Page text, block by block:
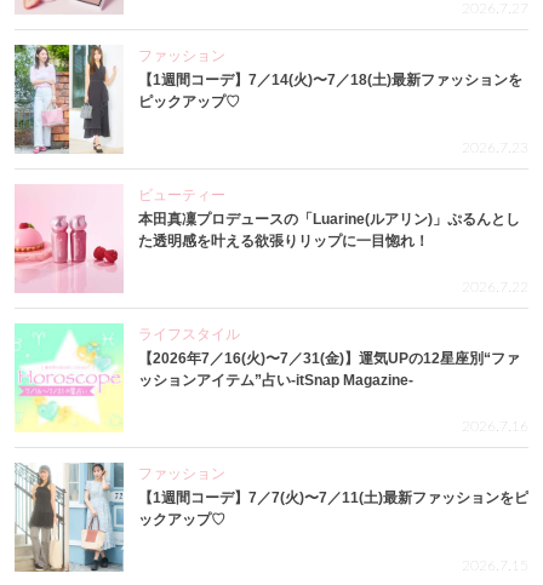
2026.7.27
ファッション
【1週間コーデ】7／14(火)〜7／18(土)最新ファッションを
ピックアップ♡
2026.7.23
ビューティー
本田真凜プロデュースの「Luarine(ルアリン)」ぷるんとし
た透明感を叶える欲張りリップに一目惚れ！
2026.7.22
ライフスタイル
【2026年7／16(火)〜7／31(金)】運気UPの12星座別“ファ
ッションアイテム”占い-itSnap Magazine-
2026.7.16
ファッション
【1週間コーデ】7／7(火)〜7／11(土)最新ファッションをピ
ックアップ♡
2026.7.15